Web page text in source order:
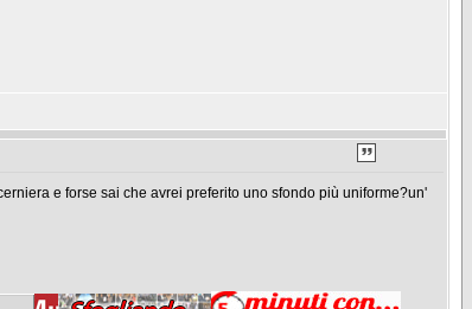
e forse sai che avrei preferito uno sfondo più uniforme?un'